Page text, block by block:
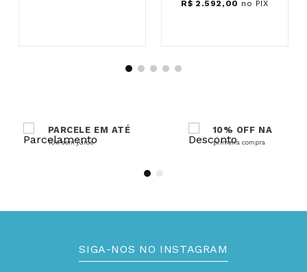
R$ 2 .592 , 00 no PIX
PARCELE EM ATÉ
10x sem juros
10% OFF NA
primeira compra
SIGA-NOS NO INSTAGRAM